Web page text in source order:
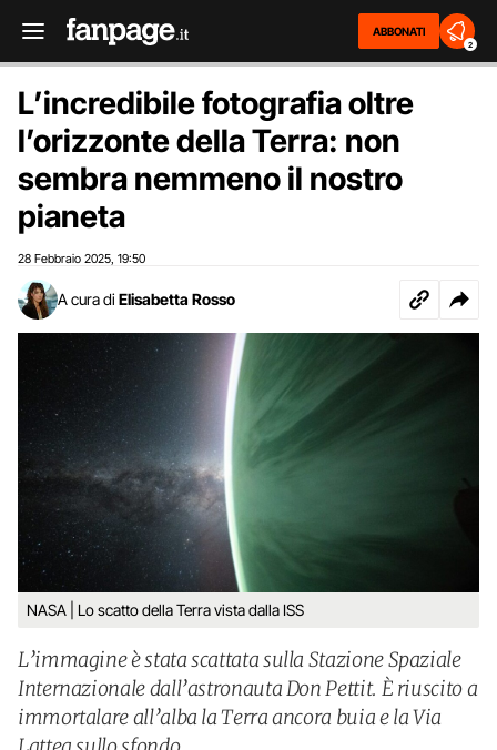
ABBONATI
2
L’incredibile fotografia oltre
l’orizzonte della Terra: non
sembra nemmeno il nostro
pianeta
28 Febbraio 2025 19:50
A cura di Elisabetta Rosso
NASA | Lo scatto della Terra vista dalla ISS
L’immagine è stata scattata sulla Stazione Spaziale
Internazionale dall’astronauta Don Pettit. È riuscito a
immortalare all’alba la Terra ancora buia e la Via